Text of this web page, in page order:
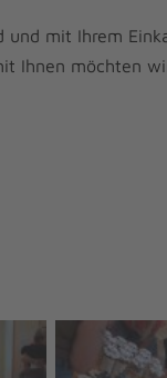
und mit Ihrem
Ihnen möchten